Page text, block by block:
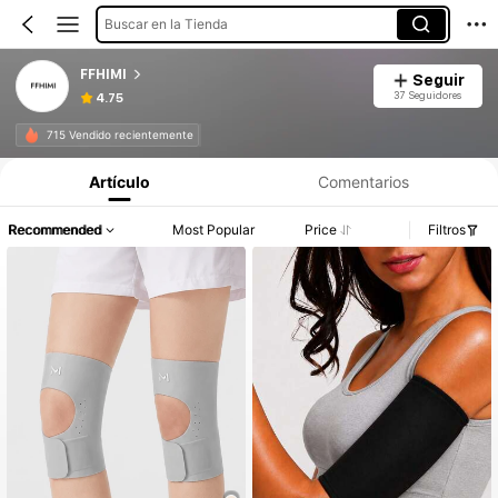
Buscar en la Tienda
FFHIMI
4.75
Seguir
37 Seguidores
715 Vendido recientemente
Artículo Comentarios
Recommended Most Popular Price Filtros